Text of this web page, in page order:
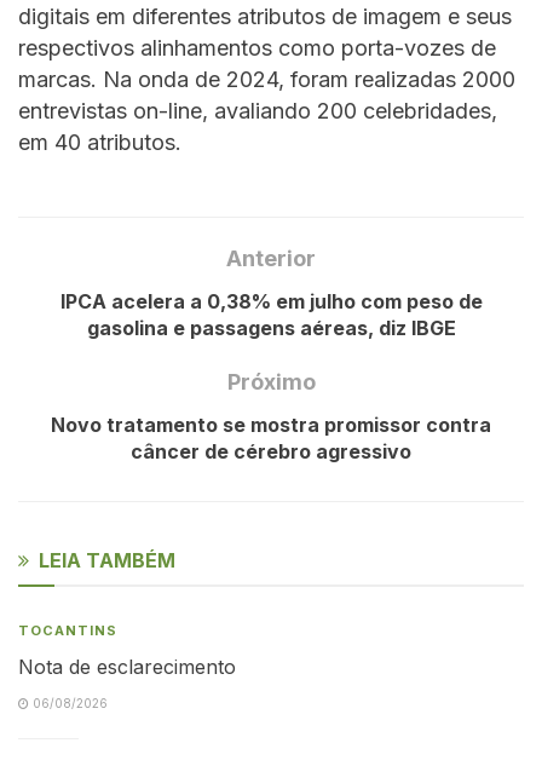
digitais em diferentes atributos de imagem e seus
respectivos alinhamentos como porta-vozes de
marcas. Na onda de 2024, foram realizadas 2000
entrevistas on-line, avaliando 200 celebridades,
em 40 atributos.
Anterior
IPCA acelera a 0,38% em julho com peso de
gasolina e passagens aéreas, diz IBGE
Próximo
Novo tratamento se mostra promissor contra
câncer de cérebro agressivo
LEIA TAMBÉM
TOCANTINS
Nota de esclarecimento
06/08/2026